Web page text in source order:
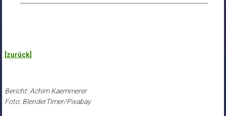
[zurück]
Bericht: Achim Kaemmerer
Foto: BlenderTimer/Pixabay